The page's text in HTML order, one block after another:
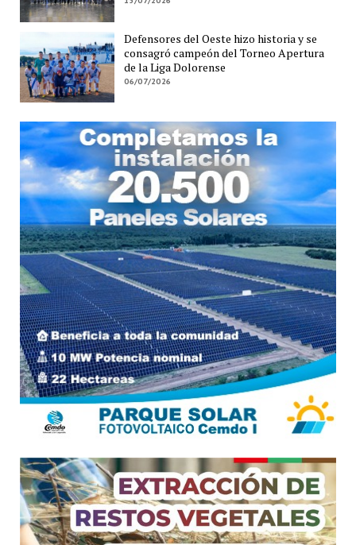
Defensores del Oeste hizo historia y se
consagró campeón del Torneo Apertura
de la Liga Dolorense
06/07/2026